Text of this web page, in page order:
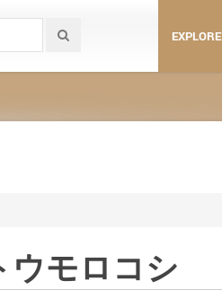
EXPLORE
ウモロコシ